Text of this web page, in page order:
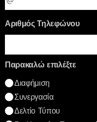
Αριθμός Τηλεφώνου
Παρακαλώ επιλέξτε
Διαφήμιση
Συνεργασία
Δελτίο Τύπου